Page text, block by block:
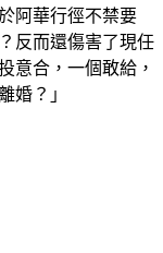
阿華行徑不禁要
反而還傷害了現任
意合，一個敢給，
婚？」